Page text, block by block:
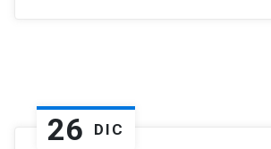
26 DIC